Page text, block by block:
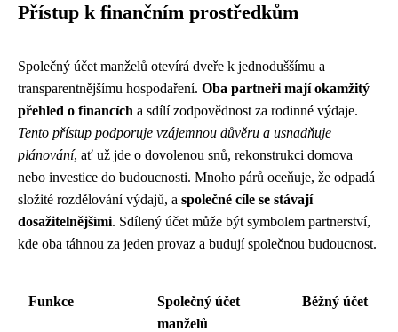
Přístup k finančním prostředkům
Společný účet manželů otevírá dveře k jednoduššímu a
transparentnějšímu hospodaření. Oba partneři mají okamžitý
přehled o financích a sdílí zodpovědnost za rodinné výdaje.
Tento přístup podporuje vzájemnou důvěru a usnadňuje
plánování, ať už jde o dovolenou snů, rekonstrukci domova
nebo investice do budoucnosti. Mnoho párů oceňuje, že odpadá
složité rozdělování výdajů, a společné cíle se stávají
dosažitelnějšími. Sdílený účet může být symbolem partnerství,
kde oba táhnou za jeden provaz a budují společnou budoucnost.
Funkce
Společný účet
manželů
Běžný účet